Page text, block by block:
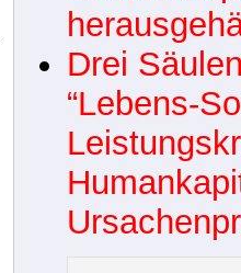
nur bei
1.Mai-
Drei
“Lebens-